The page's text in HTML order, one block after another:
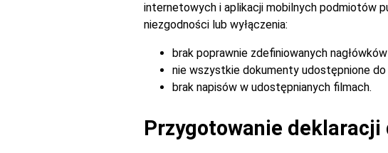
internetowych i aplikacji mobilnych podmiotów
niezgodności lub wyłączenia:
brak poprawnie zdefiniowanych
nie wszystkie dokumenty udostępnione
brak napisów w udostępnianych filmach.
Przygotowanie